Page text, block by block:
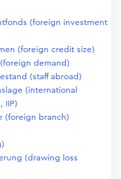
(foreign investment
(foreign credit size)
demand)
(staff abroad)
(international
IIP)
(foreign branch)
(drawing loss